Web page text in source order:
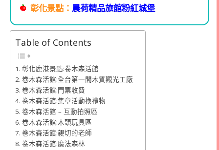
彰化景點： 晨荷精品旅館粉紅城堡
Table of Contents
彰化鹿港景點:卷木森活館
卷木森活館:全台第一間木質觀光工廠
卷木森活館:門票收費
卷木森活館:集章活動換禮物
卷木森活館 – 互動拍照區
卷木森活館:木頭玩具區
卷木森活館:親切的老師
卷木森活館:魔法森林